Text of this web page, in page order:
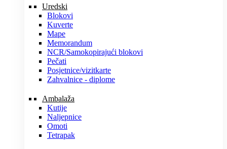
Uredski
Blokovi
Kuverte
Mape
Memorandum
NCR/Samokopirajući blokovi
Pečati
Posjetnice/vizitkarte
Zahvalnice - diplome
Ambalaža
Kutije
Naljepnice
Omoti
Tetrapak